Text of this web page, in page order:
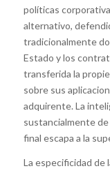
políticas
alternativo,
tradicionalmente
Estado y los
transferida la
sobre sus
adquirente. La
sustancialmente
final escapa a la
La especificidad de